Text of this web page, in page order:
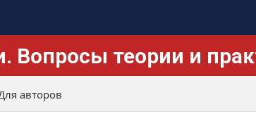
Вопросы теории и
авторов